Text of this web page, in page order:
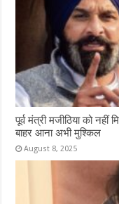
पूर्व मंत्री मजीठिया को नहीं
बाहर आना अभी मुश्किल
August 8, 2025